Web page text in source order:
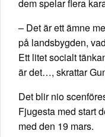
dem spelar flera
– Det är ett ämne
på landsbygden,
Ett litet socialt
är det…, skrattar
Det blir nio
Fjugesta med start
med den 19 mars.